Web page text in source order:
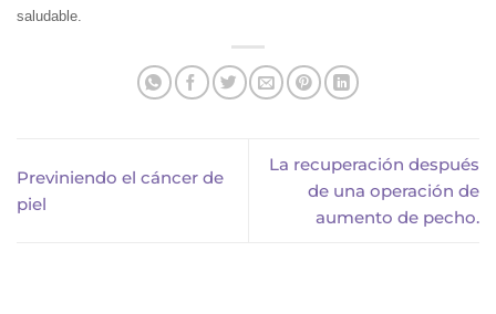
saludable.
Previniendo el cáncer de
piel
La recuperación después
de una operación de
aumento de pecho.